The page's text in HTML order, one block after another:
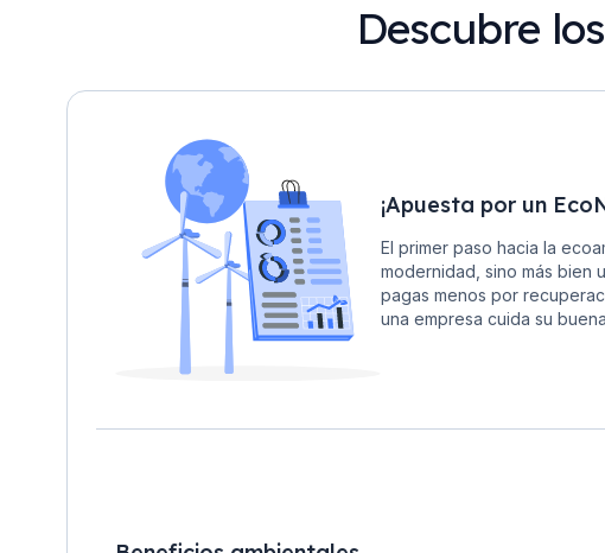
Descubre
¡Apuesta por un
El primer paso hacia la
modernidad, sino más bien
pagas menos por
una empresa cuida su